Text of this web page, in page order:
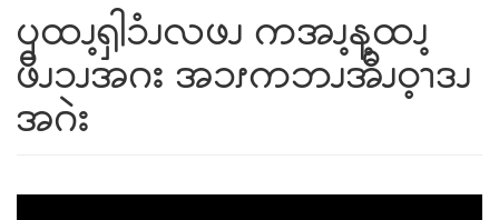
ၦထၪ့ၡါၥံၪလဖၪ ကအၪ့န့ထၪ့
ဖိၪၥၪအဂး အၥၭကဘၪအီၪဝ့ၫဒၪ
အဂဲး